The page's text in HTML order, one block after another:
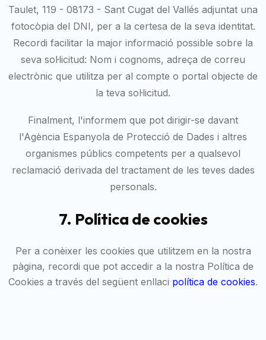
Taulet, 119 - 08173 - Sant Cugat del Vallés adjuntat una
fotocòpia del DNI, per a la certesa de la seva identitat.
Recordi facilitar la major informació possible sobre la
seva sol·licitud: Nom i cognoms, adreça de correu
electrònic que utilitza per al compte o portal objecte de
la teva sol·licitud.
Finalment, l'informem que pot dirigir-se davant
l'Agència Espanyola de Protecció de Dades i altres
organismes públics competents per a qualsevol
reclamació derivada del tractament de les teves dades
personals.
7. Política de cookies
Per a conèixer les cookies que utilitzem en la nostra
pàgina, recordi que pot accedir a la nostra Política de
Cookies a través del següent enllaci política de cookies.